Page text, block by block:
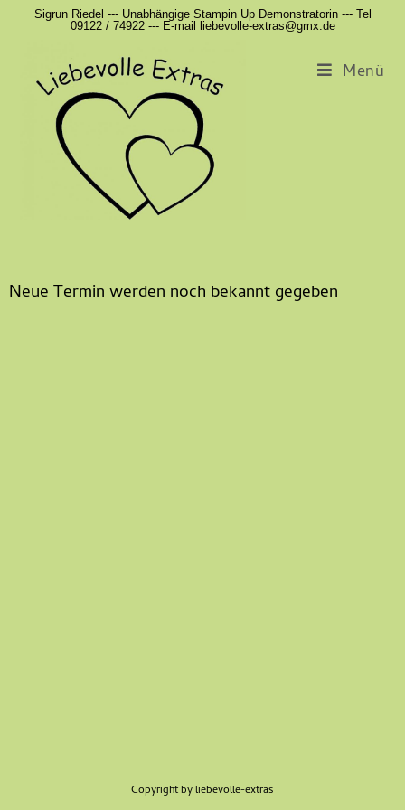
Sigrun Riedel --- Unabhängige Stampin Up Demonstratorin --- Tel
09122 / 74922 --- E-mail liebevolle-extras@gmx.de
Menü
Neue Termin werden noch bekannt gegeben
Copyright by liebevolle-extras